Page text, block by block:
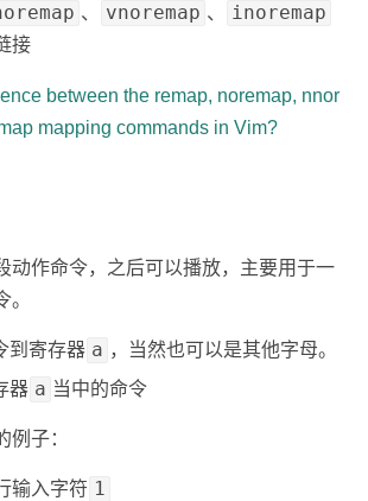
、 vnoremap 、 inoremap
接
between the remap, noremap, nnor
mapping commands in Vim?
动作命令，之后可以播放，主要用于一
到寄存器 a ，当然也可以是其他字母。
器 a 当中的命令
例子：
输入字符 1